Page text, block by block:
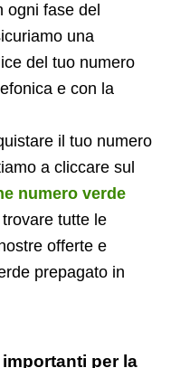
ogni fase del
una
del tuo numero
e con la
il tuo numero
a cliccare sul
numero verde
tutte le
offerte e
prepagato in
per la